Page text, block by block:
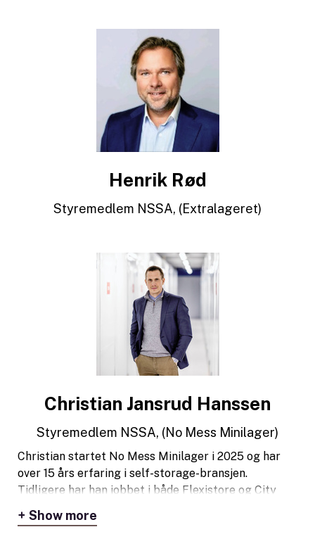
Henrik Rød
Styremedlem NSSA, (Extralageret)
Christian Jansrud Hanssen
Styremedlem NSSA, (No Mess Minilager)
Christian startet No Mess Minilager i 2025 og har
over 15 års erfaring i self-storage-bransjen.
Tidligere har han jobbet i både Flexistore og City
Self Storage, hvor han har opparbeidet seg bred
bransjekunnskap og erfaring.
Show more